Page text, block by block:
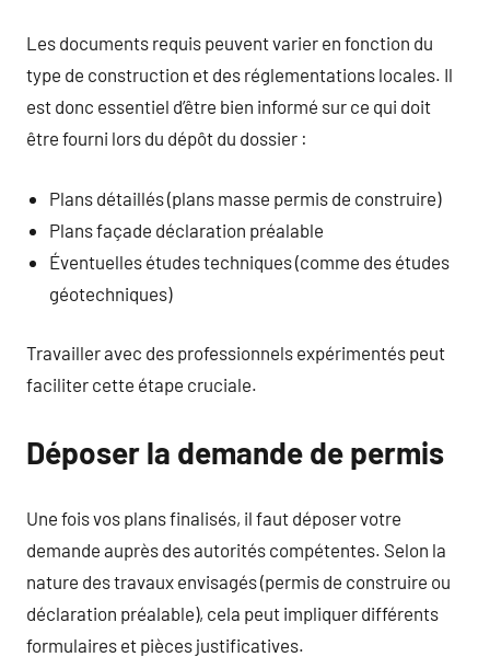
Les documents requis peuvent varier en fonction du
type de construction et des réglementations locales. Il
est donc essentiel d’être bien informé sur ce qui doit
être fourni lors du dépôt du dossier :
Plans détaillés (plans masse permis de construire)
Plans façade déclaration préalable
Éventuelles études techniques (comme des études
géotechniques)
Travailler avec des professionnels expérimentés peut
faciliter cette étape cruciale.
Déposer la demande de permis
Une fois vos plans finalisés, il faut déposer votre
demande auprès des autorités compétentes. Selon la
nature des travaux envisagés (permis de construire ou
déclaration préalable), cela peut impliquer différents
formulaires et pièces justificatives.